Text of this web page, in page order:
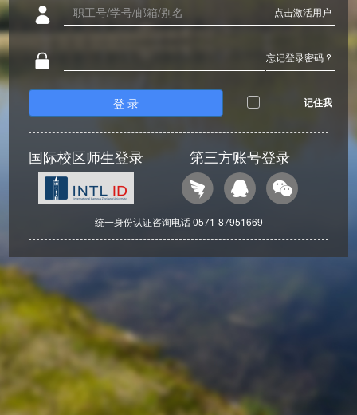
点击激活用户
忘记登录密码 ?
登 录 记住我
国际校区师生登录 第三方账号登录
统一身份认证咨询电话 0571-87951669